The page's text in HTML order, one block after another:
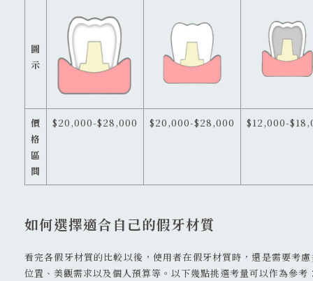
圖
示
價
格
區
間
$20,000-$28,000 $20,000-$28,000 $12,000-
如何選擇適合自己的假牙材質
看完各假牙材質的比較以後，使用者在假牙材質時，還是需要考
位置、美觀需求以及個人預算等。以下幾點挑選考量可以作為參考